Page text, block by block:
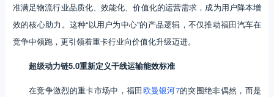
准满足物流行业品质化、效能化、价值化的运营需求，成为用户降本增
效的核心助力。这种“以用户为中心”的产品逻辑，不仅推动福田汽车在
竞争中领跑，更引领着重卡行业向价值化升级迈进。
超级动力链5.0重新定义干线运输能效标准
在竞争激烈的重卡市场中，福田欧曼银河7的突围绝非偶然，而是